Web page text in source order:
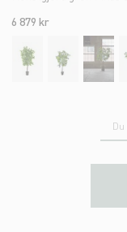
6 879 kr